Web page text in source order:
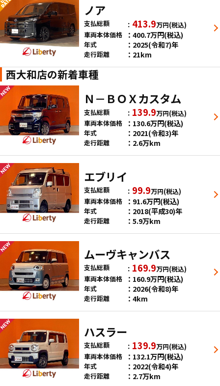
ノア
支払総額 413.9万円(税込)
車両本体価格
400.7万円(税込)
年式 2025(令和7)年
走行距離 21km
西大和店の新着車種
Ｎ－ＢＯＸカスタム
支払総額 139.9万円(税込)
車両本体価格
130.6万円(税込)
年式 2021(令和3)年
走行距離 2.6万km
エブリイ
支払総額 99.9万円(税込)
車両本体価格
91.6万円(税込)
年式 2018(平成30)年
走行距離 5.9万km
ムーヴキャンバス
支払総額 169.9万円(税込)
車両本体価格
160.9万円(税込)
年式 2026(令和8)年
走行距離 4km
ハスラー
支払総額 139.9万円(税込)
車両本体価格
132.1万円(税込)
年式 2022(令和4)年
走行距離 2.7万km